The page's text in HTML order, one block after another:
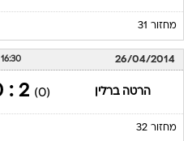
מחזור 31
26/04/2014
16:30
הרטה ברלין (0)
2 : 0
מחזור 32